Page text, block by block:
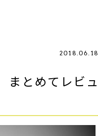
2018.06.18
まとめてレビュ